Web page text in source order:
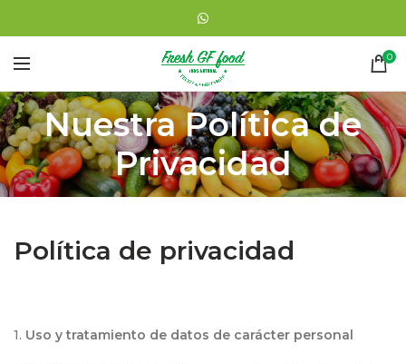
0
Nuestra Política de
Privacidad
Política de privacidad
1. Uso y tratamiento de datos de carácter personal